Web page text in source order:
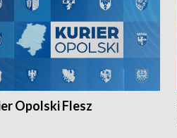
Opolski Flesz